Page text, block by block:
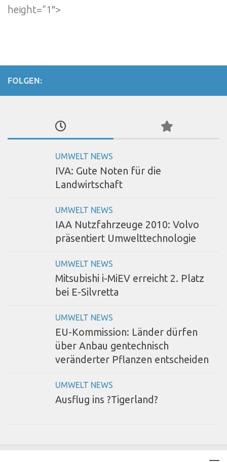
height=“1″>
FOLGEN:
UMWELT NEWS
IVA: Gute Noten für die
Landwirtschaft
UMWELT NEWS
IAA Nutzfahrzeuge 2010: Volvo
präsentiert Umwelttechnologie
UMWELT NEWS
Mitsubishi i-MiEV erreicht 2. Platz
bei E-Silvretta
UMWELT NEWS
EU-Kommission: Länder dürfen
über Anbau gentechnisch
veränderter Pflanzen entscheiden
UMWELT NEWS
Ausflug ins ?Tigerland?